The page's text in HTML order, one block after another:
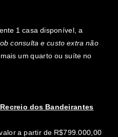
1 casa disponível, a
consulta e custo extra não
um quarto ou suíte no
dos Bandeirantes
a partir de R$799.000,00